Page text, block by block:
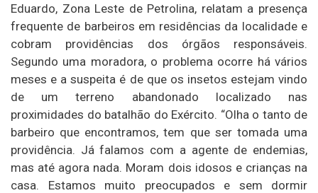
Eduardo, Zona Leste de Petrolina, relatam a presença
frequente de barbeiros em residências da localidade e
cobram providências dos órgãos responsáveis.
Segundo uma moradora, o problema ocorre há vários
meses e a suspeita é de que os insetos estejam vindo
de um terreno abandonado localizado nas
proximidades do batalhão do Exército. “Olha o tanto de
barbeiro que encontramos, tem que ser tomada uma
providência. Já falamos com a agente de endemias,
mas até agora nada. Moram dois idosos e crianças na
casa. Estamos muito preocupados e sem dormir